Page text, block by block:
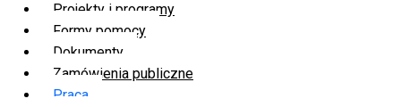
Projekty i programy
Formy pomocy
Dokumenty
Zamówienia publiczne
Praca